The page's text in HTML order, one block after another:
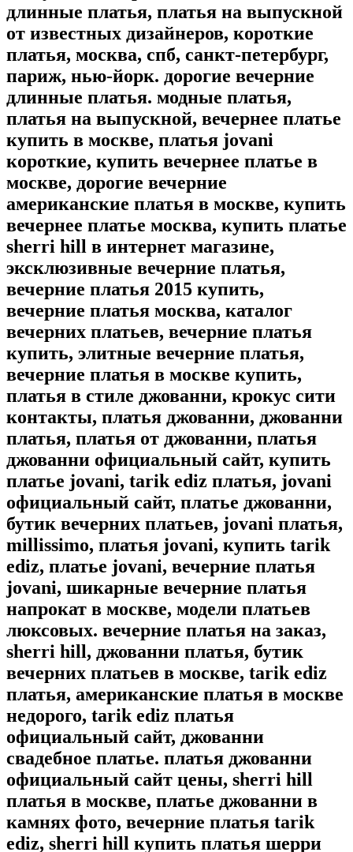
длинные платья, платья на выпускной
от известных дизайнеров, короткие
платья, москва, спб, санкт-петербург,
париж, нью-йорк. дорогие вечерние
длинные платья. модные платья,
платья на выпускной, вечернее платье
купить в москве, платья jovani
короткие, купить вечернее платье в
москве, дорогие вечерние
американские платья в москве, купить
вечернее платье москва, купить платье
sherri hill в интернет магазине,
эксклюзивные вечерние платья,
вечерние платья 2015 купить,
вечерние платья москва, каталог
вечерних платьев, вечерние платья
купить, элитные вечерние платья,
вечерние платья в москве купить,
платья в стиле джованни, крокус сити
контакты, платья джованни, джованни
платья, платья от джованни, платья
джованни официальный сайт, купить
платье jovani, tarik ediz платья, jovani
официальный сайт, платье джованни,
бутик вечерних платьев, jovani платья,
millissimo, платья jovani, купить tarik
ediz, платье jovani, вечерние платья
jovani, шикарные вечерние платья
напрокат в москве, модели платьев
люксовых. вечерние платья на заказ,
sherri hill, джованни платья, бутик
вечерних платьев в москве, tarik ediz
платья, американские платья в москве
недорого, tarik ediz платья
официальный сайт, джованни
свадебное платье. платья джованни
официальный сайт цены, sherri hill
платья в москве, платье джованни в
камнях фото, вечерние платья tarik
ediz, sherri hill купить платья шерри